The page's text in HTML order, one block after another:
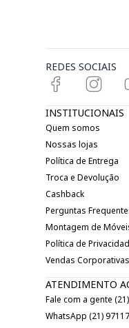
REDES SOCIAIS
INSTITUCIONAIS
Quem somos
Nossas lojas
Política de Entrega
Troca e Devolução
Cashback
Perguntas
Montagem de
Política de
Vendas Corporativas
ATENDIMENTO
Fale com a gente
WhatsApp (21)